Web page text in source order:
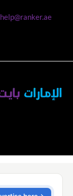
help@ranker.ae